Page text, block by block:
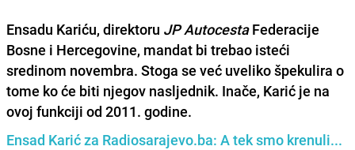
Ensadu Kariću, direktoru JP AutocestaFederacije
Bosne i Hercegovine, mandat bi trebao isteći
sredinom novembra. Stoga se već uveliko špekulira o
tome ko će biti njegov nasljednik. Inače, Karić je na
ovoj funkciji od 2011. godine.
Ensad Karić za Radiosarajevo.ba: A tek smo krenuli...